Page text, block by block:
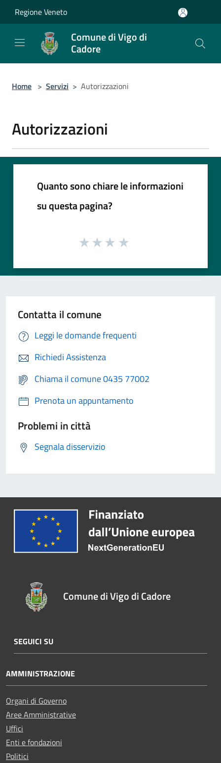
Regione Veneto
Comune di Vigo di
Cadore
Home > Servizi > Autorizzazioni
Autorizzazioni
Quanto sono chiare le informazioni
su questa pagina?
Contatta il comune
Leggi le domande frequenti
Richiedi Assistenza
Chiama il comune 0435 77002
Prenota un appuntamento
Problemi in città
Segnala disservizio
Comune di Vigo di Cadore
SEGUICI SU
AMMINISTRAZIONE
Organi di Governo
Aree Amministrative
Uffici
Enti e fondazioni
Politici